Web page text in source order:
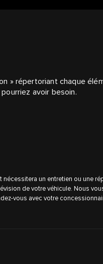
» répertoriant chaque
avoir besoin.
nécessitera un entretien ou une
de votre véhicule. Nous
vous avec votre